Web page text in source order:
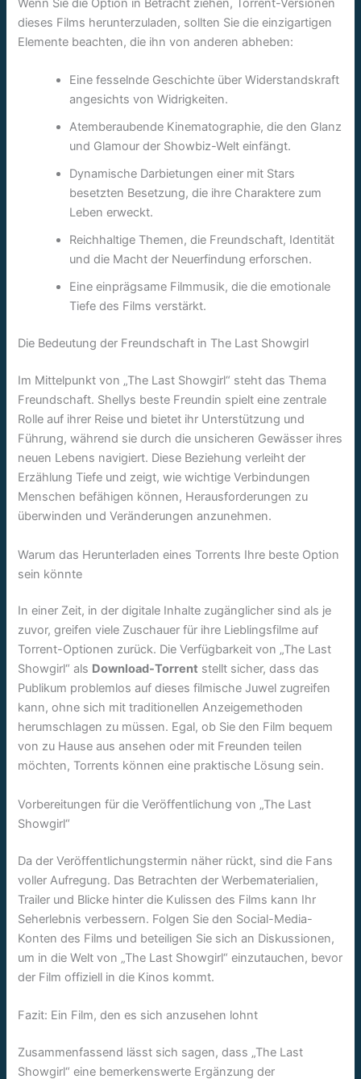
Wenn Sie die Option in Betracht ziehen, Torrent-Versionen
dieses Films herunterzuladen, sollten Sie die einzigartigen
Elemente beachten, die ihn von anderen abheben:
Eine fesselnde Geschichte über Widerstandskraft
angesichts von Widrigkeiten.
Atemberaubende Kinematographie, die den Glanz
und Glamour der Showbiz-Welt einfängt.
Dynamische Darbietungen einer mit Stars
besetzten Besetzung, die ihre Charaktere zum
Leben erweckt.
Reichhaltige Themen, die Freundschaft, Identität
und die Macht der Neuerfindung erforschen.
Eine einprägsame Filmmusik, die die emotionale
Tiefe des Films verstärkt.
Die Bedeutung der Freundschaft in The Last Showgirl
Im Mittelpunkt von „The Last Showgirl“ steht das Thema
Freundschaft. Shellys beste Freundin spielt eine zentrale
Rolle auf ihrer Reise und bietet ihr Unterstützung und
Führung, während sie durch die unsicheren Gewässer ihres
neuen Lebens navigiert. Diese Beziehung verleiht der
Erzählung Tiefe und zeigt, wie wichtige Verbindungen
Menschen befähigen können, Herausforderungen zu
überwinden und Veränderungen anzunehmen.
Warum das Herunterladen eines Torrents Ihre beste Option
sein könnte
In einer Zeit, in der digitale Inhalte zugänglicher sind als je
zuvor, greifen viele Zuschauer für ihre Lieblingsfilme auf
Torrent-Optionen zurück. Die Verfügbarkeit von „The Last
Showgirl“ als Download-Torrent stellt sicher, dass das
Publikum problemlos auf dieses filmische Juwel zugreifen
kann, ohne sich mit traditionellen Anzeigemethoden
herumschlagen zu müssen. Egal, ob Sie den Film bequem
von zu Hause aus ansehen oder mit Freunden teilen
möchten, Torrents können eine praktische Lösung sein.
Vorbereitungen für die Veröffentlichung von „The Last
Showgirl“
Da der Veröffentlichungstermin näher rückt, sind die Fans
voller Aufregung. Das Betrachten der Werbematerialien,
Trailer und Blicke hinter die Kulissen des Films kann Ihr
Seherlebnis verbessern. Folgen Sie den Social-Media-
Konten des Films und beteiligen Sie sich an Diskussionen,
um in die Welt von „The Last Showgirl“ einzutauchen, bevor
der Film offiziell in die Kinos kommt.
Fazit: Ein Film, den es sich anzusehen lohnt
Zusammenfassend lässt sich sagen, dass „The Last
Showgirl“ eine bemerkenswerte Ergänzung der